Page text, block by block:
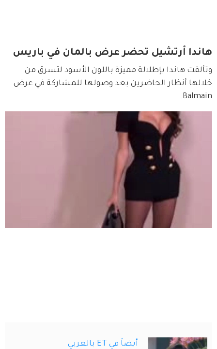
هاندا أرتشيل تحضر عرض بالمان في باريس
وتألقت هاندا بإطلالة مميزة باللون الأسود لتسرق من
خلالها أنظار الحاضرين بعد وصولها للمشاركة في عرض
Balmain.
أيضاً في ET بالعربي